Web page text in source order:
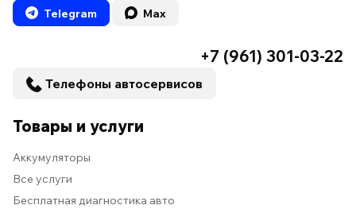
Telegram
Max
+7 (961) 301-03-22
Телефоны автосервисов
Товары и услуги
Аккумуляторы
Все услуги
Бесплатная диагностика авто